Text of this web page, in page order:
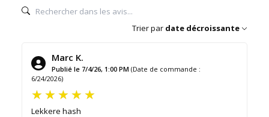
Trier par date décroissante
Marc K.
Publié le 7/4/26, 1:00 PM (Date de commande :
6/24/2026)
Lekkere hash